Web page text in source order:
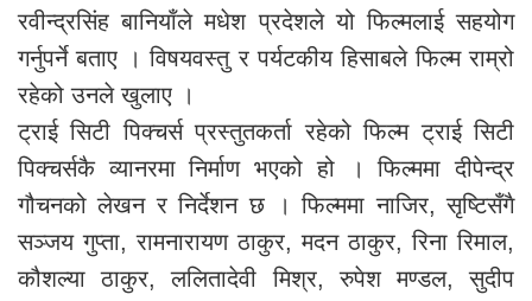
रवीन्द्रसिंह बानियाँले मधेश प्रदेशले यो फिल्मलाई सहयोग
गर्नुपर्ने बताए । विषयवस्तु र पर्यटकीय हिसाबले फिल्म राम्रो
रहेको उनले खुलाए ।
ट्राई सिटी पिक्चर्स प्रस्तुतकर्ता रहेको फिल्म ट्राई सिटी
पिक्चर्सकै व्यानरमा निर्माण भएको हो । फिल्ममा दीपेन्द्र
गौचनको लेखन र निर्देशन छ । फिल्ममा नाजिर, सृष्टिसँगै
सञ्जय गुप्ता, रामनारायण ठाकुर, मदन ठाकुर, रिना रिमाल,
कौशल्या ठाकुर, ललितादेवी मिश्र, रुपेश मण्डल, सुदीप